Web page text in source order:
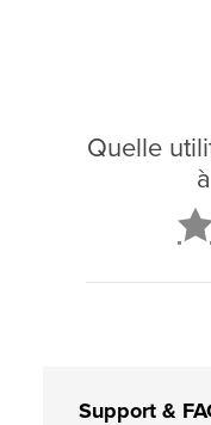
Quelle
Support &